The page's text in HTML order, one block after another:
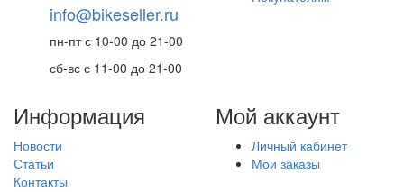
info@bikeseller.ru
пн-пт с 10-00 до 21-00
сб-вс с 11-00 до 21-00
Информация
Новости
Статьи
Контакты
Мой аккаунт
Личный кабинет
Мои заказы